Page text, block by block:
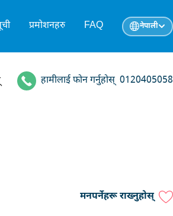
प्रमोशनहरु FAQ नेपाली
हामीलाई फोन गर्नुहोस् 0120405058
मनपर्नेहरू राख्नुहोस्